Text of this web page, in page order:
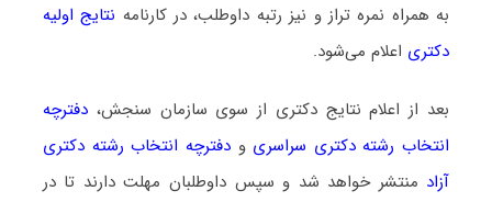
به همراه نمره تراز و نیز رتبه داوطلب، در کارنامه نتایج اولیه
دکتری اعلام می‌شود.
بعد از اعلام نتایج دکتری از سوی سازمان سنجش،دفترچه
انتخاب رشته دکتری سراسری ودفترچه انتخاب رشته دکتری
آزاد منتشر خواهد شد و سپس داوطلبان مهلت دارند تا در